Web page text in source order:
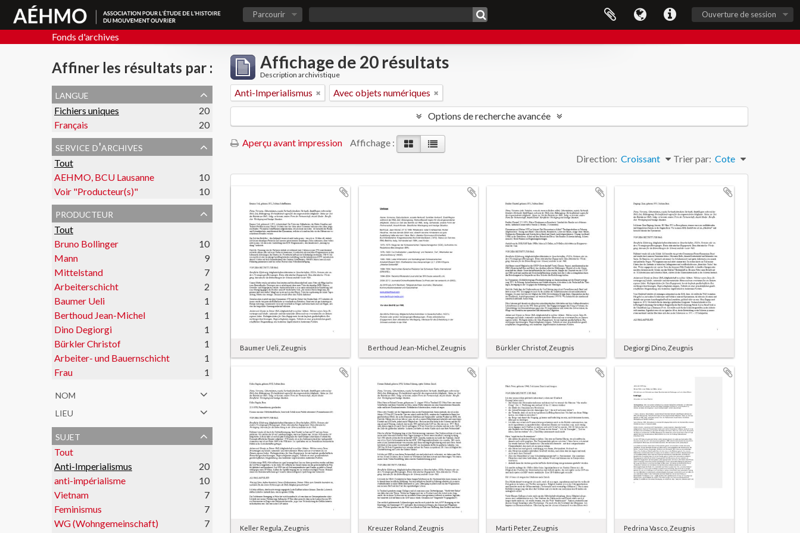
Ouverture de session
Parcourir
Fonds d'archives
Affiner les résultats par :
langue
Fichiers uniques
20
Français
20
service d'archives
Tout
AEHMO, BCU Lausanne
10
Voir "Producteur(s)"
10
producteur
Tout
Bruno Bollinger
10
Mann
9
Mittelstand
7
Arbeiterschicht
2
Baumer Ueli
1
Berthoud Jean-Michel
1
Dino Degiorgi
1
Bürkler Christof
1
Arbeiter- und Bauernschicht
1
Frau
1
nom
lieu
sujet
Tout
Anti-Imperialismus
20
anti-impérialisme
10
Vietnam
7
Feminismus
7
WG (Wohngemeinschaft)
7
Affichage de 20 résultats
Description archivistique
Anti-Imperialismus Avec objets numériques
Options de recherche avancée
Aperçu avant impression
Affichage :
Trier par: Cote
Direction: Croissant
Baumer Ueli, Zeugnis Berthoud Jean-Michel, Zeugnis Bürkler Christof, Zeugnis Degiorgi Dino, Zeugnis
Keller Regula, Zeugnis Kreuzer Roland, Zeugnis Marti Peter, Zeugnis Pedrina Vasco, Zeugnis